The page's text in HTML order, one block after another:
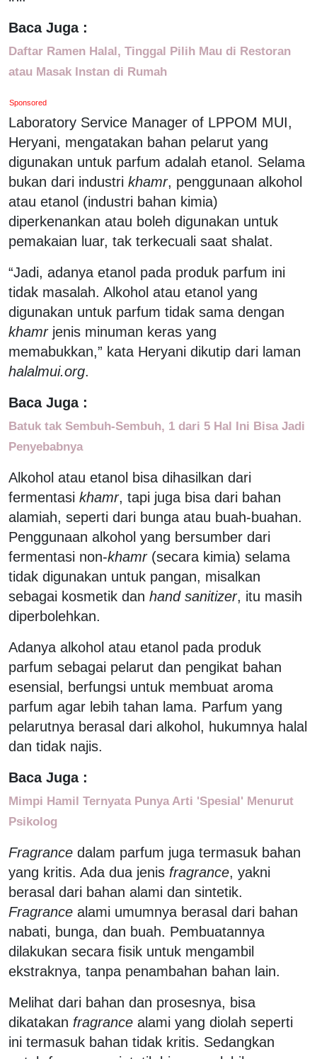
Baca Juga :
Daftar Ramen Halal, Tinggal Pilih Mau di Restoran
atau Masak Instan di Rumah
Sponsored
Laboratory Service Manager of LPPOM MUI,
Heryani, mengatakan bahan pelarut yang
digunakan untuk parfum adalah etanol. Selama
bukan dari industri khamr, penggunaan alkohol
atau etanol (industri bahan kimia)
diperkenankan atau boleh digunakan untuk
pemakaian luar, tak terkecuali saat shalat.
“Jadi, adanya etanol pada produk parfum ini
tidak masalah. Alkohol atau etanol yang
digunakan untuk parfum tidak sama dengan
khamrjenis minuman keras yang
memabukkan,” kata Heryani dikutip dari laman
halalmui.org.
Baca Juga :
Batuk tak Sembuh-Sembuh, 1 dari 5 Hal Ini Bisa Jadi
Penyebabnya
Alkohol atau etanol bisa dihasilkan dari
fermentasi khamr, tapi juga bisa dari bahan
alamiah, seperti dari bunga atau buah-buahan.
Penggunaan alkohol yang bersumber dari
fermentasi non-khamr(secara kimia) selama
tidak digunakan untuk pangan, misalkan
sebagai kosmetik dan hand sanitizer, itu masih
diperbolehkan.
Adanya alkohol atau etanol pada produk
parfum sebagai pelarut dan pengikat bahan
esensial, berfungsi untuk membuat aroma
parfum agar lebih tahan lama. Parfum yang
pelarutnya berasal dari alkohol, hukumnya halal
dan tidak najis.
Baca Juga :
Mimpi Hamil Ternyata Punya Arti 'Spesial' Menurut
Psikolog
Fragrance dalam parfum juga termasuk bahan
yang kritis. Ada dua jenis fragrance, yakni
berasal dari bahan alami dan sintetik.
Fragrance alami umumnya berasal dari bahan
nabati, bunga, dan buah. Pembuatannya
dilakukan secara fisik untuk mengambil
ekstraknya, tanpa penambahan bahan lain.
Melihat dari bahan dan prosesnya, bisa
dikatakan fragrance alami yang diolah seperti
ini termasuk bahan tidak kritis. Sedangkan